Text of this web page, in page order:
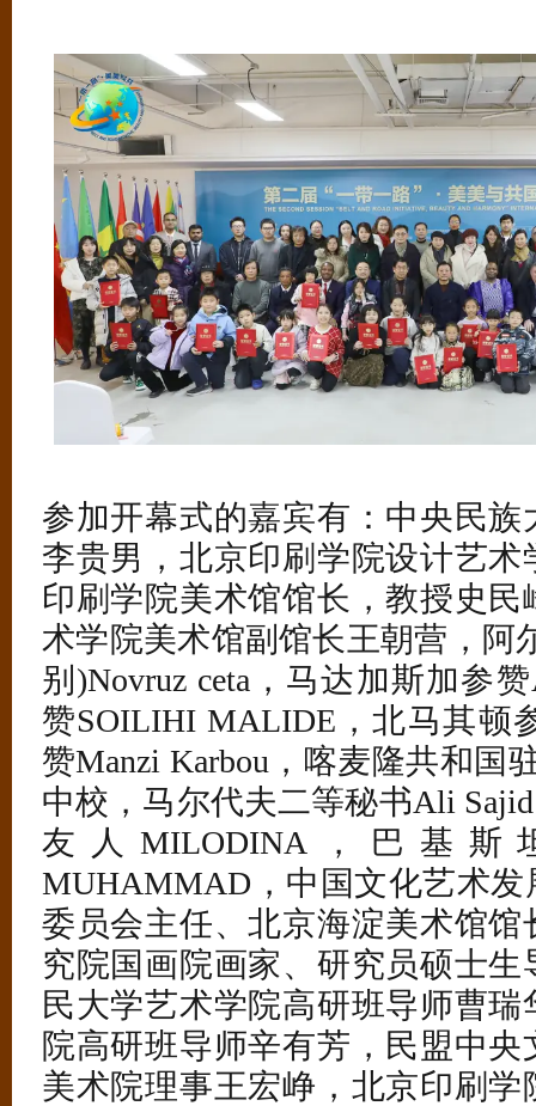
参加开幕式的嘉宾有：中央民
李贵男，北京印刷学院设计艺
印刷学院美术馆馆长，教授史
术学院美术馆副馆长王朝营，阿
别)Novruz ceta，马达加斯加参
赞SOILIHI MALIDE，北马其顿
赞Manzi Karbou，喀麦隆共和国
中校，马尔代夫二等秘书Ali
友人MILODINA，巴基斯
MUHAMMAD，中国文化艺术
委员会主任、北京海淀美术馆
究院国画院画家、研究员硕士
民大学艺术学院高研班导师曹
院高研班导师辛有芳，民盟中
美术院理事王宏峥，北京印刷